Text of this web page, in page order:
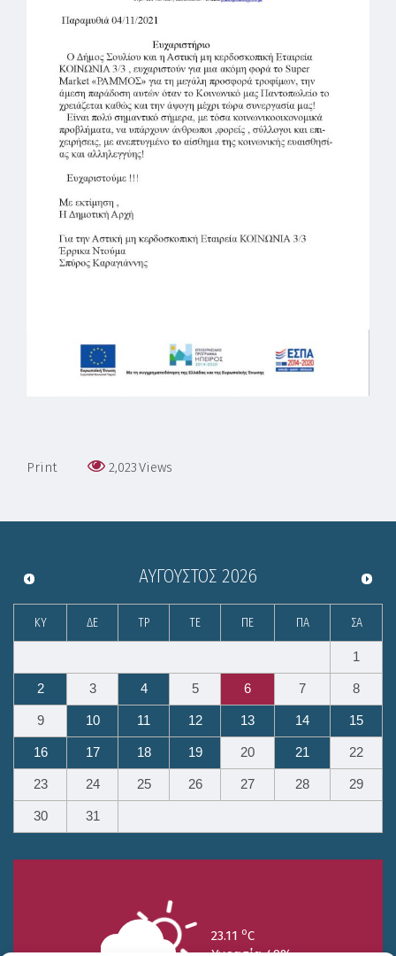
Print 2,023Views
ΑΎΓΟΥΣΤΟΣ 2026
ΚΥ ΔΕ ΤΡ ΤΕ ΠΕ ΠΑ ΣΑ
1
2 3 4 5 6 7 8
9 10 11 12 13 14 15
16 17 18 19 20 21 22
23 24 25 26 27 28 29
30 31
23.11 oC